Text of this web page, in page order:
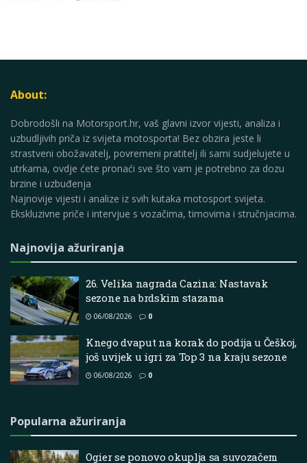
About:
Dobrodošli na Motorsport.hr, vaš glavni izvor vijesti, analiza i
uzbudljivih priča iz svijeta motosporta! Bez obzira jeste li
strastveni obožavatelj, povremeni pratitelj ili sami sudjelujete u
utrkama, ovdje ćete pronaći sve što vam je potrebno za dozu
brzine i uzbuđenja
Najnovije vijesti i analize iz svih kutaka motosport svijeta.
Ekskluzivne priče i intervjue s vozačima, timovima i stručnjacima.
Najnovija ažuriranja
26. Velika nagrada Cazina: Nastavak
sezone na brdskim stazama
06/08/2026 0
Knego dvaput na korak do podija u Češkoj,
još uvijek u igri za Top 3 na kraju sezone
06/08/2026 0
Popularna ažuriranja
Ogier se ponovo okuplja sa suvozačem